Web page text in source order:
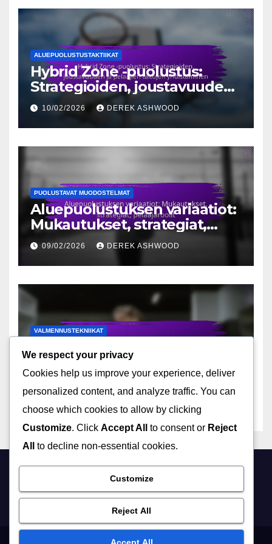
ALUEPUOLUSTUSTAKTIIKAT
Hybrid Zone -puolustus:
Strategioiden, joustavuuden
ja pelaajien taitojen
yhdistäminen
10/02/2026 DEREK ASHWOOD
PUOLUSTAVAT MUODOSTELMAT
Aluepuolustuksen variaatiot:
Mukautukset, strategiat,
pelaajaroolit
09/02/2026 DEREK ASHWOOD
VALMENNUSTEKNIIKAT
Vyöhykepuolustuksen
toteuttaminen: Askel
askeleelta, Pelaajien
sitoutuminen, Toteutus
pepewillberg.net
We respect your privacy
Cookies help us improve your experience, deliver
personalized content, and analyze traffic. You can
choose which cookies to allow by clicking
Customize. Click Accept All to consent or Reject
All
to decline non-essential cookies.
Customize
Reject All